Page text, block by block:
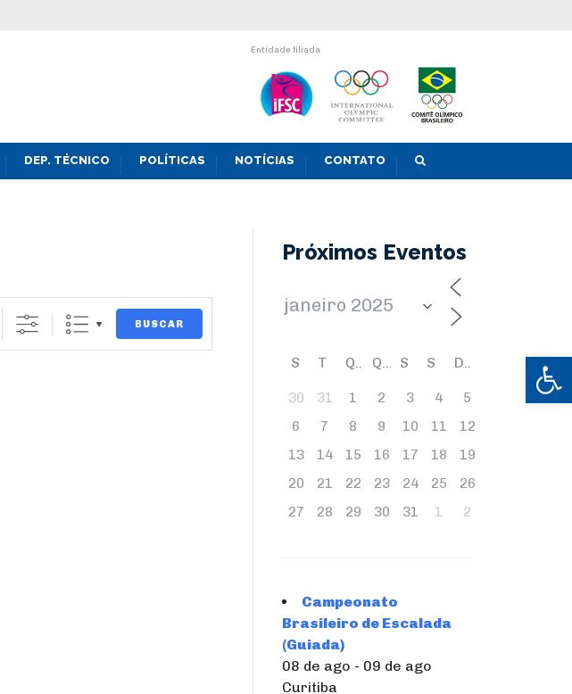
Abrir
Entidade filiada
DEP. TÉCNICO POLÍTICAS NOTÍCIAS CONTATO
BUSCAR
Próximos Eventos
S T Q Q S S D
30 31 1 2 3 4
5
6
7 8 9 10 11
12
13
14 15 16 17 18
19
20
21 22 23 24 25
26
27
28 29 30 31 1 2
Campeonato
Brasileiro de Escalada
(Guiada)
08 de ago - 09 de ago
Curitiba